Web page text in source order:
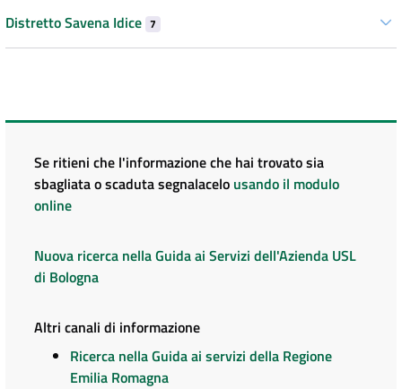
Distretto Savena Idice 7
Se ritieni che l'informazione che hai trovato sia
sbagliata o scaduta segnalacelo usando il modulo
online
Nuova ricerca nella Guida ai Servizi dell'Azienda USL
di Bologna
Altri canali di informazione
Ricerca nella Guida ai servizi della Regione
Emilia Romagna